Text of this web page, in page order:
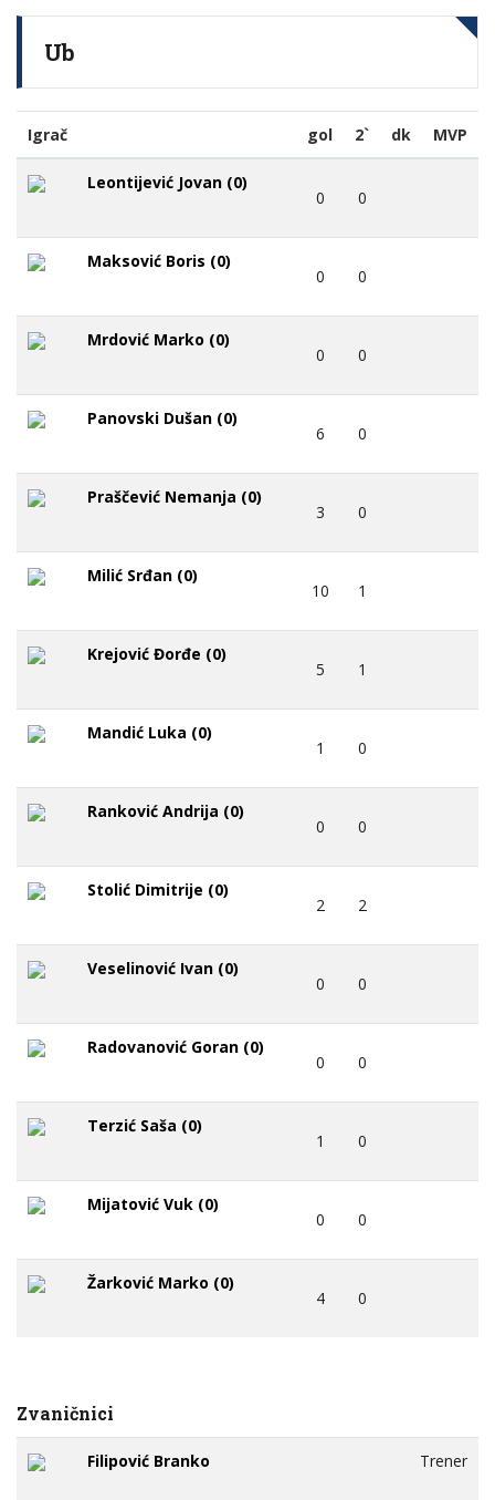
Ub
Igrač gol 2` dk MVP
Leontijević Jovan (0)
0 0
Maksović Boris (0)
0 0
Mrdović Marko (0)
0 0
Panovski Dušan (0)
6 0
Praščević Nemanja (0)
3 0
Milić Srđan (0)
10 1
Krejović Đorđe (0)
5 1
Mandić Luka (0)
1 0
Ranković Andrija (0)
0 0
Stolić Dimitrije (0)
2 2
Veselinović Ivan (0)
0 0
Radovanović Goran (0)
0 0
Terzić Saša (0)
1 0
Mijatović Vuk (0)
0 0
Žarković Marko (0)
4 0
Zvaničnici
Filipović Branko Trener